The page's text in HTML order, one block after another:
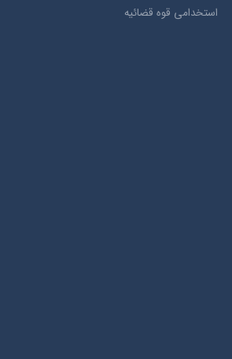
استخدامی قوه قضائیه